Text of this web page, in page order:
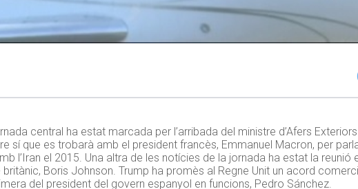
central ha estat marcada per l’arribada del ministre d’Afers Exteriors
sí que es trobarà amb el president francès, Emmanuel Macron, per
l’Iran el 2015. Una altra de les notícies de la jornada ha estat la reunió
Boris Johnson. Trump ha promès al Regne Unit un acord
del president del govern espanyol en funcions, Pedro Sánchez.